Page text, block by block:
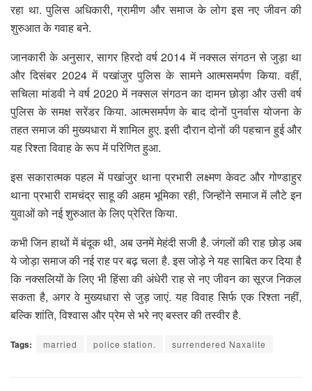
रहा था. पुलिस अधिकारी, ग्रामीण और समाज के लोग इस नए जीवन की
शुरुआत के गवाह बने.
जानकारी के अनुसार, सागर हिरदो वर्ष 2014 में नक्सल संगठन से जुड़ा था
और दिसंबर 2024 में पखांजुर पुलिस के सामने आत्मसमर्पण किया. वहीं,
सचिला मांडवी ने वर्ष 2020 में नक्सल संगठन का दामन छोड़ा और उसी वर्ष
पुलिस के समक्ष सरेंडर किया. आत्मसमर्पण के बाद दोनों पुनर्वास योजना के
तहत समाज की मुख्यधारा में शामिल हुए. इसी दौरान दोनों की पहचान हुई और
यह रिश्ता विवाह के रूप में परिणित हुआ.
इस सकारात्मक पहल में पखांजुर थाना प्रभारी लक्ष्मण केवट और गोण्डाहुर
थाना प्रभारी रामचंद्र साहू की अहम भूमिका रही, जिन्होंने समाज में लौटे इन
युवाओं को नई शुरुआत के लिए प्रेरित किया.
कभी जिन हाथों में बंदूक थी, अब उनमें मेहंदी सजी है. जंगलों की राह छोड़ अब
ये जोड़ा समाज की नई राह पर बढ़ चला है. इस जोड़े ने यह साबित कर दिया है
कि नक्सलियों के लिए भी हिंसा की अंधेरी राह से नए जीवन का सूरज निकल
सकता है, अगर वे मुख्यधारा से जुड़ जाएं. यह विवाह सिर्फ एक रिश्ता नहीं,
बल्कि शांति, विश्वास और प्रेम से भरे नए बस्तर की तस्वीर है.
Tags: married police station. surrendered Naxalite